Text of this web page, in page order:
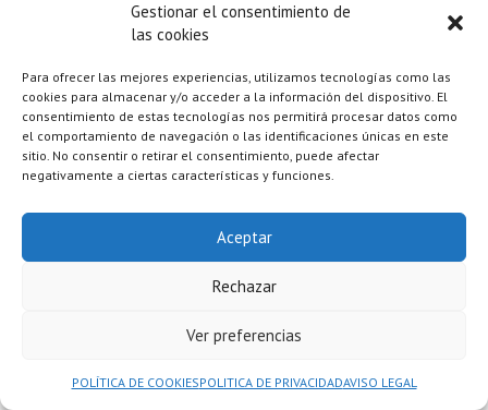
Gestionar el consentimiento de
las cookies
Para ofrecer las mejores experiencias, utilizamos tecnologías como las
cookies para almacenar y/o acceder a la información del dispositivo. El
consentimiento de estas tecnologías nos permitirá procesar datos como
el comportamiento de navegación o las identificaciones únicas en este
sitio. No consentir o retirar el consentimiento, puede afectar
negativamente a ciertas características y funciones.
Aceptar
Rechazar
Ver preferencias
POLÍTICA DE COOKIESPOLITICA DE PRIVACIDADAVISO LEGAL
En caso de que el restaurante no permita pagos individuales y
acompañante ayudará a gestionar el pago entre las viajeras. En
esos casos, se recomienda disponer de efectivo suficiente para
agilizar la gestión.
acepten tarjeta.